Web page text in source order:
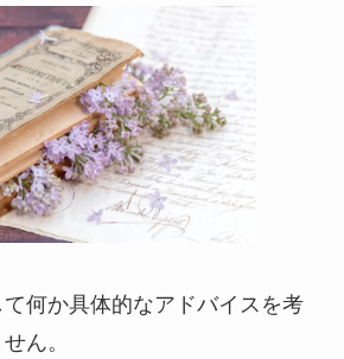
何か具体的なアドバイスを考
ん。